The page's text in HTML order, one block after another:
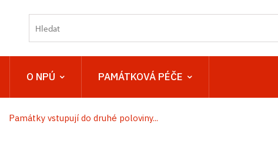
O NPÚ PAMÁTKOVÁ PÉČE
Památky vstupují do druhé poloviny...